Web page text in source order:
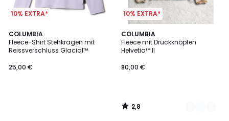
10% EXTRA*
COLUMBIA
Fleece-Shirt Stehkragen mit
Reissverschluss Glacial™
25,00 €
10% EXTRA*
COLUMBIA
Fleece mit Druckknöpfen
Helvetia™ II
80,00 €
2,8
/ 5
2
Farben
2,8
/